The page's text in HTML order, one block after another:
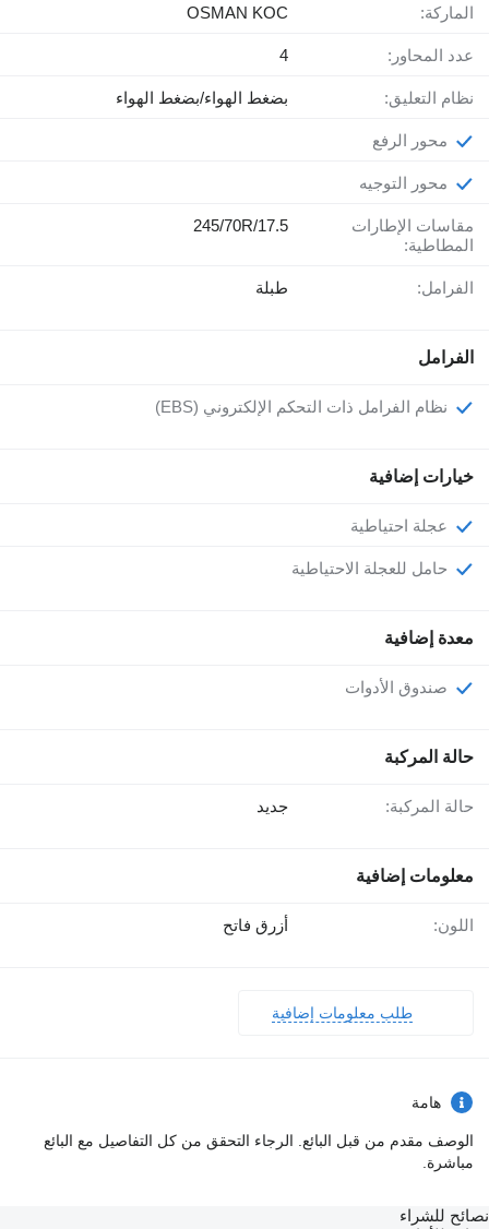
الماركة: OSMAN KOC
عدد المحاور: 4
نظام التعليق: بضغط الهواء/بضغط الهواء
محور الرفع
محور التوجيه
مقاسات الإطارات
المطاطية:
245/70R/17.5
الفرامل: طبلة
الفرامل
نظام الفرامل ذات التحكم الإلكتروني (EBS)
خيارات إضافية
عجلة احتياطية
حامل للعجلة الاحتياطية
معدة إضافية
صندوق الأدوات
حالة المركبة
حالة المركبة: جديد
معلومات إضافية
اللون: أزرق فاتح
طلب معلومات إضافية
هامة
الوصف مقدم من قبل البائع. الرجاء التحقق من كل التفاصيل مع البائع
مباشرة.
نصائح للشراء